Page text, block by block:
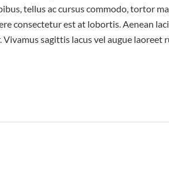
tellus ac cursus commodo, tortor
consectetur est at lobortis. Aenean
sagittis lacus vel augue laoreet